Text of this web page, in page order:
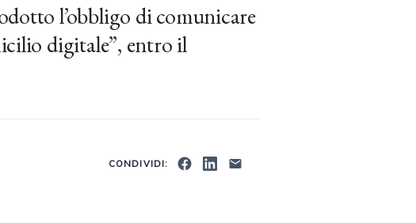
l’obbligo di comunicare
digitale”, entro il
CONDIVIDI: